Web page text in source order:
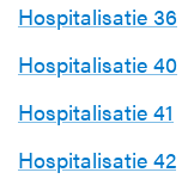
Hospitalisatie 36
Hospitalisatie 40
Hospitalisatie 41
Hospitalisatie 42